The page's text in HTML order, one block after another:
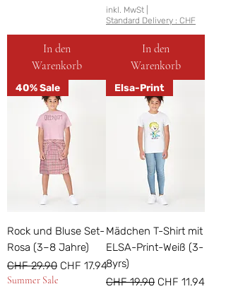
In den
Warenkorb
inkl. MwSt
Standard Delivery : CHF
In den
Warenkorb
40% Sale
Rock und Bluse Set-
Rosa (3–8 Jahre)
Standardpreis
CHF 29.90 Sale-Preis
CHF 17.94
Summer Sale
Elsa-Print
Mädchen T-Shirt mit
ELSA-Print-Weiß (3-
8yrs)
Standardpreis
CHF 19.90 Sale-Preis
CHF 11.94